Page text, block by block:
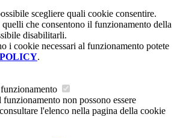
scegliere quali cookie consentire.
che consentono il funzionamento della
disabilitarli.
i cookie necessari al funzionamento potete
.
non possono essere
l'elenco nella pagina della cookie